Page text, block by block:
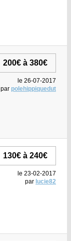
200€ à 380€
le 26-07-2017
par polehippiquedut
130€ à 240€
le 23-02-2017
par lucie82